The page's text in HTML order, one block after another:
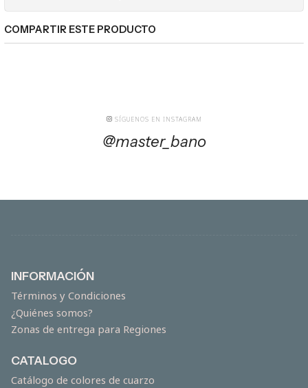
COMPARTIR ESTE PRODUCTO
SÍGUENOS EN INSTAGRAM
@master_bano
INFORMACIÓN
Términos y Condiciones
¿Quiénes somos?
Zonas de entrega para Regiones
CATALOGO
Catálogo de colores de cuarzo